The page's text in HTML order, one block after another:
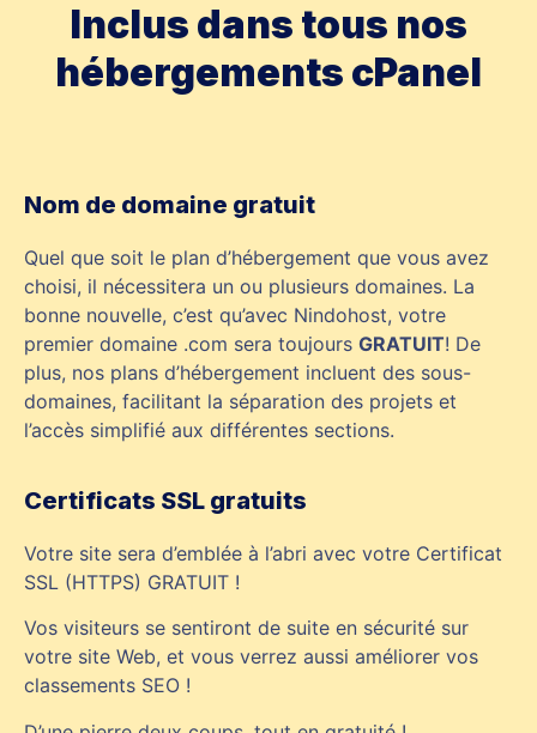
Inclus dans tous nos
hébergements cPanel
Nom de domaine gratuit
Quel que soit le plan d’hébergement que vous avez
choisi, il nécessitera un ou plusieurs domaines. La
bonne nouvelle, c’est qu’avec Nindohost, votre
premier domaine .com sera toujours GRATUIT! De
plus, nos plans d’hébergement incluent des sous-
domaines, facilitant la séparation des projets et
l’accès simplifié aux différentes sections.
Certificats SSL gratuits
Votre site sera d’emblée à l’abri avec votre Certificat
SSL (HTTPS) GRATUIT !
Vos visiteurs se sentiront de suite en sécurité sur
votre site Web, et vous verrez aussi améliorer vos
classements SEO !